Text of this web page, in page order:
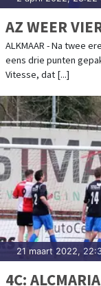
AZ WEER
ALKMAAR - Na twee
eens drie punten
Vitesse, dat [...]
21 maart 2022,
4C: